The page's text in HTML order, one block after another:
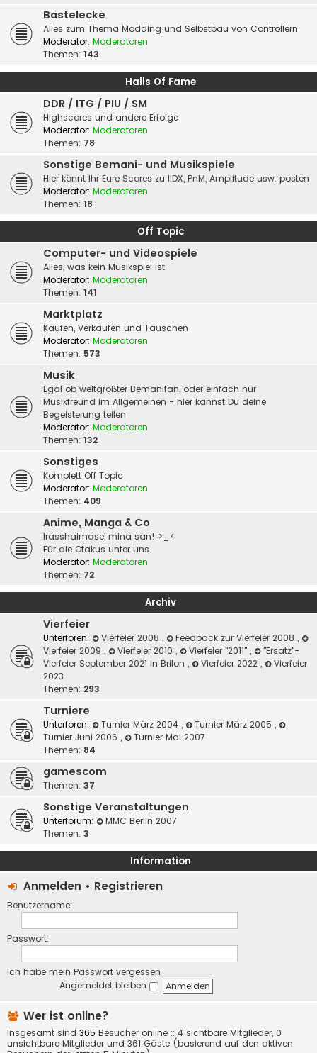
Bastelecke
Alles zum Thema Modding und Selbstbau von Controllern
Moderator: Moderatoren
Themen: 143
Halls Of Fame
DDR / ITG / PIU / SM
Highscores und andere Erfolge
Moderator: Moderatoren
Themen: 78
Sonstige Bemani- und Musikspiele
Hier könnt Ihr Eure Scores zu IIDX, PnM, Amplitude usw. posten
Moderator: Moderatoren
Themen: 18
Off Topic
Computer- und Videospiele
Alles, was kein Musikspiel ist
Moderator: Moderatoren
Themen: 141
Marktplatz
Kaufen, Verkaufen und Tauschen
Moderator: Moderatoren
Themen: 573
Musik
Egal ob weltgrößter Bemanifan, oder einfach nur
Musikfreund im Allgemeinen - hier kannst Du deine
Begeisterung teilen
Moderator: Moderatoren
Themen: 132
Sonstiges
Komplett Off Topic
Moderator: Moderatoren
Themen: 409
Anime, Manga & Co
Irasshaimase, mina san! >_<
Für die Otakus unter uns.
Moderator: Moderatoren
Themen: 72
Archiv
Vierfeier
Unterforen: Vierfeier 2008 , Feedback zur Vierfeier 2008 ,
Vierfeier 2009 , Vierfeier 2010 , Vierfeier "2011" ,
"Ersatz"-
Vierfeier September 2021 in Brilon , Vierfeier 2022 ,
Vierfeier
2023
Themen: 293
Turniere
Unterforen: Turnier März 2004 , Turnier März 2005 ,
Turnier Juni 2006 ,
Turnier Mai 2007
Themen: 84
gamescom
Themen: 37
Sonstige Veranstaltungen
Unterforum:
MMC Berlin 2007
Themen: 3
Information
Anmelden • Registrieren
Benutzername:
Passwort:
Ich habe mein Passwort vergessen
Angemeldet bleiben
Wer ist online?
Insgesamt sind 365 Besucher online :: 4 sichtbare Mitglieder, 0
unsichtbare Mitglieder und 361 Gäste (basierend auf den aktiven